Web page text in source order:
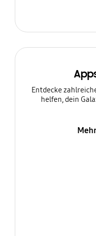
Entdecke
helfen, dein